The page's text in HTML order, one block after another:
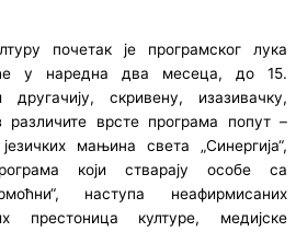
почетак је програмског лука
у наредна два месеца, до 15.
другачију, скривену, изазивачку,
различите врсте програма попут –
мањина света „Синергија“,
који стварају особе са
наступа неафирмисаних
престоница културе, медијске